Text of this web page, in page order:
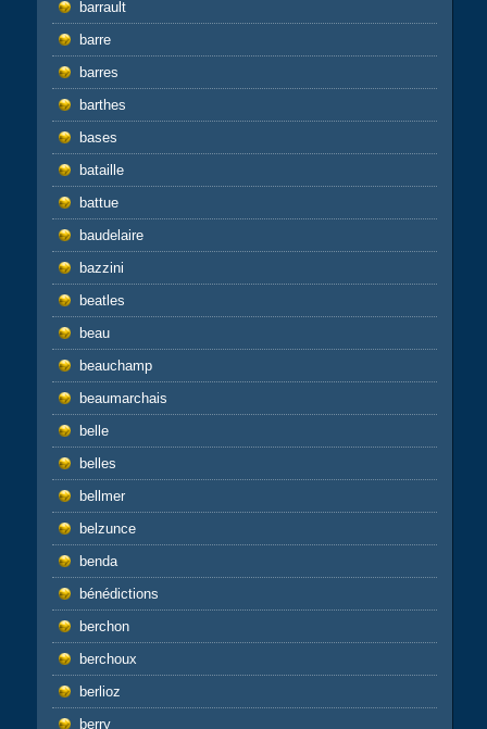
barrault
barre
barres
barthes
bases
bataille
battue
baudelaire
bazzini
beatles
beau
beauchamp
beaumarchais
belle
belles
bellmer
belzunce
benda
bénédictions
berchon
berchoux
berlioz
berry